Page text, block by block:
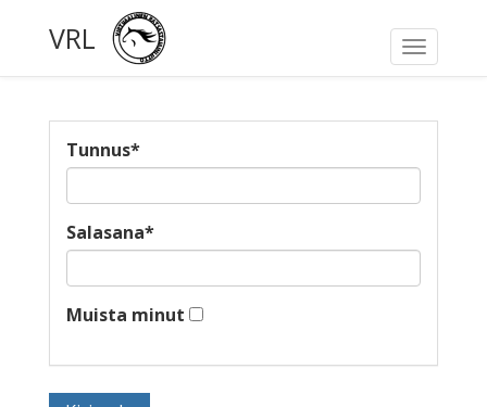
Toggle
VRL
Tunnus*
Salasana*
Muista minut